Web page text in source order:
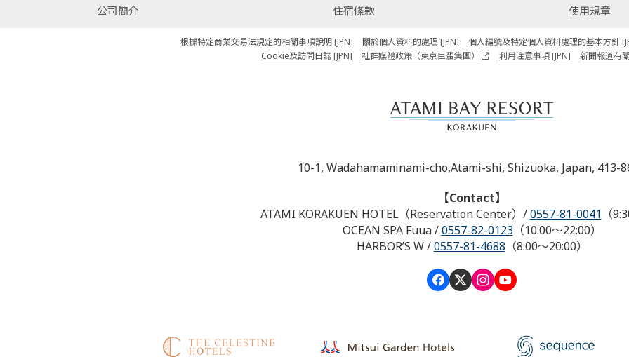
公司簡介 住宿條款 使用規章
根據特定商業交易法規定的相關事項說明 [JPN] 關於個人資料的處理 [JPN]
個人編號及特定個人資料處理的基本方針
Cookie及訪問日誌 [JPN]
社群媒體政策（東京巨蛋集團） 利用注意事項 [JPN] 新聞報道有
10-1, Wadahamaminami-cho,Atami-shi, Shizuoka, Japan, 413-
【Contact】
ATAMI KORAKUEN HOTEL（Reservation Center） / 0557-81-0041 （
OCEAN SPA Fuua/ 0557-82-0123（10:00～22:00）
HARBOR’S W/ 0557-81-4688 （8:00～20:00）